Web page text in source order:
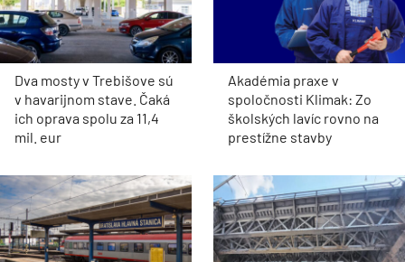
Dva mosty v Trebišove sú
v havarijnom stave. Čaká
ich oprava spolu za 11,4
mil. eur
Akadémia praxe v
spoločnosti Klimak: Zo
školských lavíc rovno na
prestížne stavby